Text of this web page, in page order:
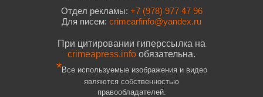
Отдел рекламы: +7 (978) 977 47 96
Для писем: crimearfinfo@yandex.ru
При цитировании гиперссылка на
crimeapress.info обязательна.
*Все используемые изображения и видео
являются собственностью
правообладателей.